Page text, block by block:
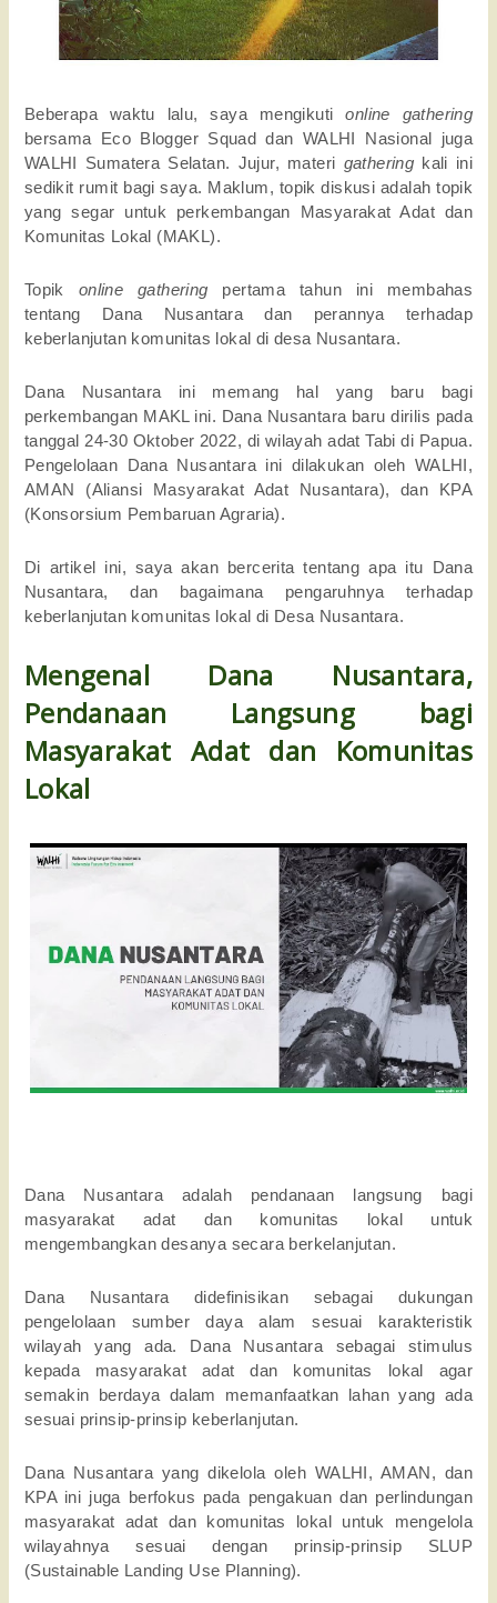
Beberapa waktu lalu, saya mengikuti
bersama Eco Blogger Squad dan WALHI Nasional juga
WALHI Sumatera Selatan. Jujur, materi gathering kali ini
sedikit rumit bagi saya. Maklum, topik diskusi adalah topik
yang segar untuk perkembangan Masyarakat Adat dan
Komunitas Lokal (MAKL).
Topik online gathering pertama tahun ini membahas
tentang Dana Nusantara dan perannya terhadap
keberlanjutan komunitas lokal di desa Nusantara.
Dana Nusantara ini memang hal yang baru bagi
perkembangan MAKL ini. Dana Nusantara baru dirilis pada
tanggal 24-30 Oktober 2022, di wilayah adat Tabi di Papua.
Pengelolaan Dana Nusantara ini dilakukan oleh WALHI,
AMAN (Aliansi Masyarakat Adat Nusantara), dan KPA
(Konsorsium Pembaruan Agraria).
Di artikel ini, saya akan bercerita tentang apa itu Dana
Nusantara, dan bagaimana pengaruhnya terhadap
keberlanjutan komunitas lokal di Desa Nusantara.
Mengenal Dana Nusantara,
Pendanaan Langsung bagi
Masyarakat Adat dan Komunitas
Lokal
Dana Nusantara adalah pendanaan langsung bagi
masyarakat adat dan komunitas lokal untuk
mengembangkan desanya secara berkelanjutan.
Dana Nusantara didefinisikan sebagai dukungan
pengelolaan sumber daya alam sesuai karakteristik
wilayah yang ada. Dana Nusantara sebagai stimulus
kepada masyarakat adat dan komunitas lokal agar
semakin berdaya dalam memanfaatkan lahan yang ada
sesuai prinsip-prinsip keberlanjutan.
Dana Nusantara yang dikelola oleh WALHI, AMAN, dan
KPA ini juga berfokus pada pengakuan dan perlindungan
masyarakat adat dan komunitas lokal untuk mengelola
wilayahnya sesuai dengan prinsip-prinsip SLUP
(Sustainable Landing Use Planning).